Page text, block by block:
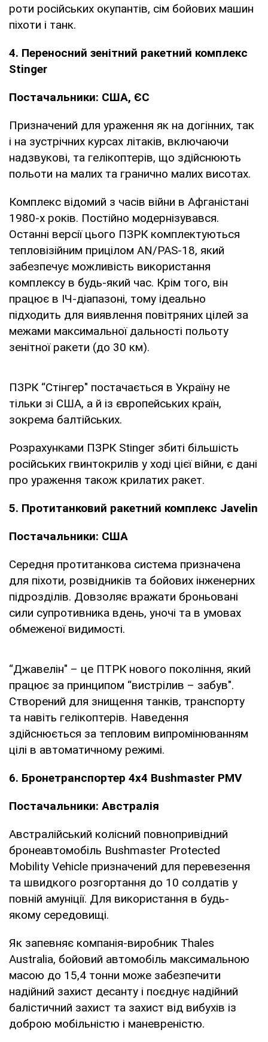
роти російських окупантів, сім бойових машин
піхоти і танк.
4. Переносний зенітний ракетний комплекс
Stinger
Постачальники: США, ЄС
Призначений для ураження як на догінних, так
і на зустрічних курсах літаків, включаючи
надзвукові, та гелікоптерів, що здійснюють
польоти на малих та гранично малих висотах.
Комплекс відомий з часів війни в Афганістані
1980-х років. Постійно модернізувався.
Останні версії цього ПЗРК комплектуються
тепловізійним прицілом AN/PAS-18, який
забезпечує можливість використання
комплексу в будь-який час. Крім того, він
працює в ІЧ-діапазоні, тому ідеально
підходить для виявлення повітряних цілей за
межами максимальної дальності польоту
зенітної ракети (до 30 км).
ПЗРК “Стінгер" постачається в Україну не
тільки зі США, а й із європейських країн,
зокрема балтійських.
Розрахунками ПЗРК Stinger збиті більшість
російських гвинтокрилів у ході цієї війни, є дані
про ураження також крилатих ракет.
5. Протитанковий ракетний комплекс Javelin
Постачальники: США
Середня протитанкова система призначена
для піхоти, розвідників та бойових інженерних
підрозділів. Довзоляє вражати броньовані
сили супротивника вдень, уночі та в умовах
обмеженої видимості.
“Джавелін" – це ПТРК нового покоління, який
працює за принципом “вистрілив – забув".
Створений для знищення танків, транспорту
та навіть гелікоптерів. Наведення
здійснюється за тепловим випромінюванням
цілі в автоматичному режимі.
6. Бронетранспортер 4х4 Bushmaster PMV
Постачальники: Австралія
Австралійський колісний повнопривідний
бронеавтомобіль Bushmaster Protected
Mobility Vehicle призначений для перевезення
та швидкого розгортання до 10 солдатів у
повній амуніції. Для використання в будь-
якому середовищі.
Як запевняє компанія-виробник Thales
Australia, бойовий автомобіль максимальною
масою до 15,4 тонни може забезпечити
надійний захист десанту і поєднує надійний
балістичний захист та захист від вибухів із
доброю мобільністю і маневреністю.